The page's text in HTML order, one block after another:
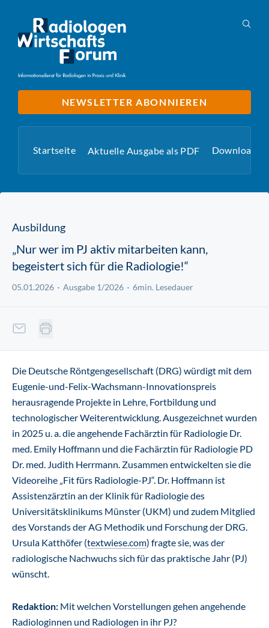
NEWSLETTER ABONNIEREN
Startseite Aktuelle Ausgabe als PDF Downloads
Ausbildung
„Nur wer im PJ aktiv mitarbeiten kann,
begeistert sich für die Radiologie!“
05.01.2026 Ausgabe 1/2026 6min. Lesedauer
Die Deutsche Röntgengesellschaft (DRG) würdigt mit dem
Eugenie-und-Felix-Wachsmann-Innovationspreis
herausragende Projekte in Lehre, Fortbildung und
technologischer Weiterentwicklung. Ausgezeichnet wurden
in 2025 u. a. die angehende Fachärztin für Radiologie Dr.
med. Emily Hoffmann und die Fachärztin für Radiologie PD
Dr. med. Judith Herrmann. Zusammen entwickelten sie die
Videoreihe „Fit fürs Radiologie-PJ“. Dr. Hoffmann ist
Assistenzärztin an der Klinik für Radiologie des
Universitätsklinikums Münster (UKM) und zudem Mitglied
des Vorstands der AG Methodik und Forschung der DRG.
Ursula Katthöfer (textwiese.com) fragte sie, was der
radiologische Nachwuchs sich für das praktische Jahr (PJ)
wünscht.
Redaktion: Mit welchen Vorstellungen gehen angehende
Radiologinnen und Radiologen in ihr PJ?